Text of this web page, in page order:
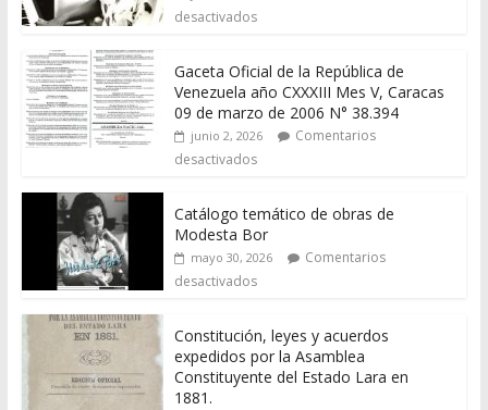
desactivados
Gaceta Oficial de la República de
Venezuela año CXXXIII Mes V, Caracas
09 de marzo de 2006 N° 38.394
junio 2, 2026
Comentarios
desactivados
Catálogo temático de obras de
Modesta Bor
mayo 30, 2026
Comentarios
desactivados
Constitución, leyes y acuerdos
expedidos por la Asamblea
Constituyente del Estado Lara en
1881.